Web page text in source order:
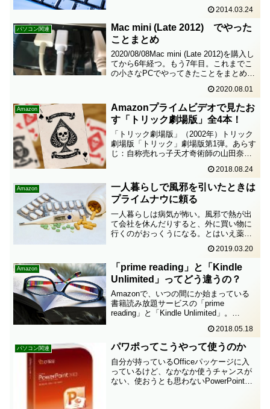
んとバッチリ他人の顔が写ってしまって
いる。これはまいったな……。と、思っ
たらい...
2014.03.24
パソコン関連
Mac mini (Late 2012) でやった
ことまとめ
2020/08/08Mac mini (Late 2012)を購入し
てから6年経つ。もう7年目。これまでこ
の小さなPCでやってきたことをまとめて
Mac mini Late 2012プロセッサ2.5GH...
2020.08.01
Amazon
Amazonプライムビデオで見たお
す「トリック劇場版」全4本！
「トリック劇場版」（2002年）トリック
劇場版「トリック」劇場版第1弾。あらす
じ：自称売れっ子天才奇術師の山田奈緒
へ赴く。彼らの依頼とは、奈緒子に神を
演じてほしいと……。奈緒子が村に着く
と、そこには何でも...
2018.08.24
Amazon
一人暮らしで風邪を引いたときは
プライムナウに頼る
一人暮らしは病気が怖い。風邪で熱が出
て会社を休んだりすると、外に買い物に
行くのがおっくうになる。とはいえ薬を
のためにスポーツドリンクが欲しかった
り、ティッシュペーパーがあっという間
になくなったりする。そん...
2019.03.20
Amazon
「prime reading」と「Kindle
Unlimited」ってどう違うの？
Amazonで、いつの間にか始まっている
書籍読み放題サービスの「prime
reading」と「Kindle Unlimited」。
本の読み放題らしいが、違いがよく分か
らな...
2018.05.18
パソコン関連 パワポってこうやって使うのか
自分が持っているOfficeパッケージに入
っているけど、なかなか使うチャンスが
ない、使おうとも思わないPowerPoint。